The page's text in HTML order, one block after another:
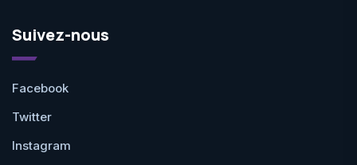
Suivez-nous
Facebook
Twitter
Instagram